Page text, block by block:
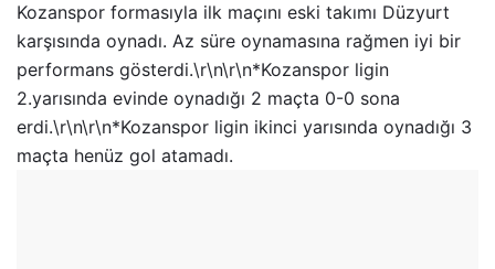
Kozanspor formasıyla ilk maçını eski takımı Düzyurt
karşısında oynadı. Az süre oynamasına rağmen iyi bir
performans gösterdi.\r\n\r\n*Kozanspor ligin
2.yarısında evinde oynadığı 2 maçta 0-0 sona
erdi.\r\n\r\n*Kozanspor ligin ikinci yarısında oynadığı 3
maçta henüz gol atamadı.